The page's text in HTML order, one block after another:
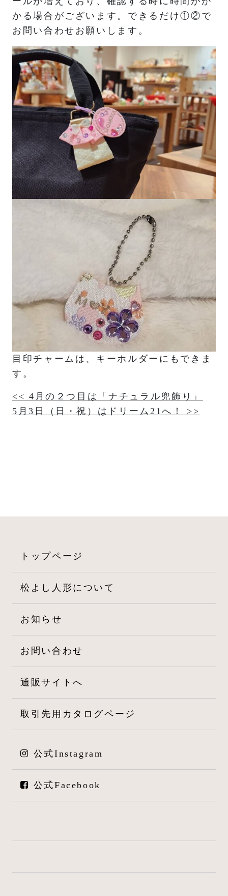
かる場合がございます。できるだけ①②で
お問い合わせお願いします。
目印チャームは、キーホルダーにもできま
す。
投
ョ
ン
<< 4月の２つ目は「ナチュラル兜飾り」
5月3日（日・祝）はドリーム21へ！ >>
トップページ
松よし人形について
お知らせ
お問い合わせ
通販サイトへ
取引先用カタログページ
公式Instagram
公式Facebook